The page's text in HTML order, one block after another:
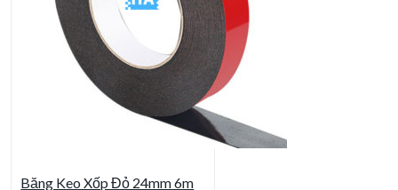
Băng Keo Xốp Đỏ 24mm 6m